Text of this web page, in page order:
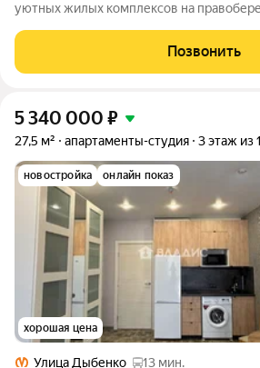
уютных жилых комплексов на
открывается прямая панорама Невы на
Позвонить
5 340 000 ₽
27,5 м² апартаменты-студия 3 этаж из
новостройка онлайн показ
хорошая цена
Улица Дыбенко 13 мин.